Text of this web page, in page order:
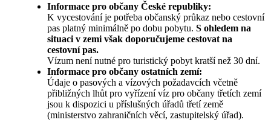
Informace pro občany České republiky:
K vycestování je potřeba občanský průkaz nebo cestovní
pas platný minimálně po dobu pobytu. S ohledem na
situaci v zemi však doporučujeme cestovat na
cestovní pas.
Vízum není nutné pro turistický pobyt kratší než 30 dní.
Informace pro občany ostatních zemí:
Údaje o pasových a vízových požadavcích včetně
přibližných lhůt pro vyřízení víz pro občany třetích zemí
jsou k dispozici u příslušných úřadů třetí země
(ministerstvo zahraničních věcí, zastupitelský úřad).